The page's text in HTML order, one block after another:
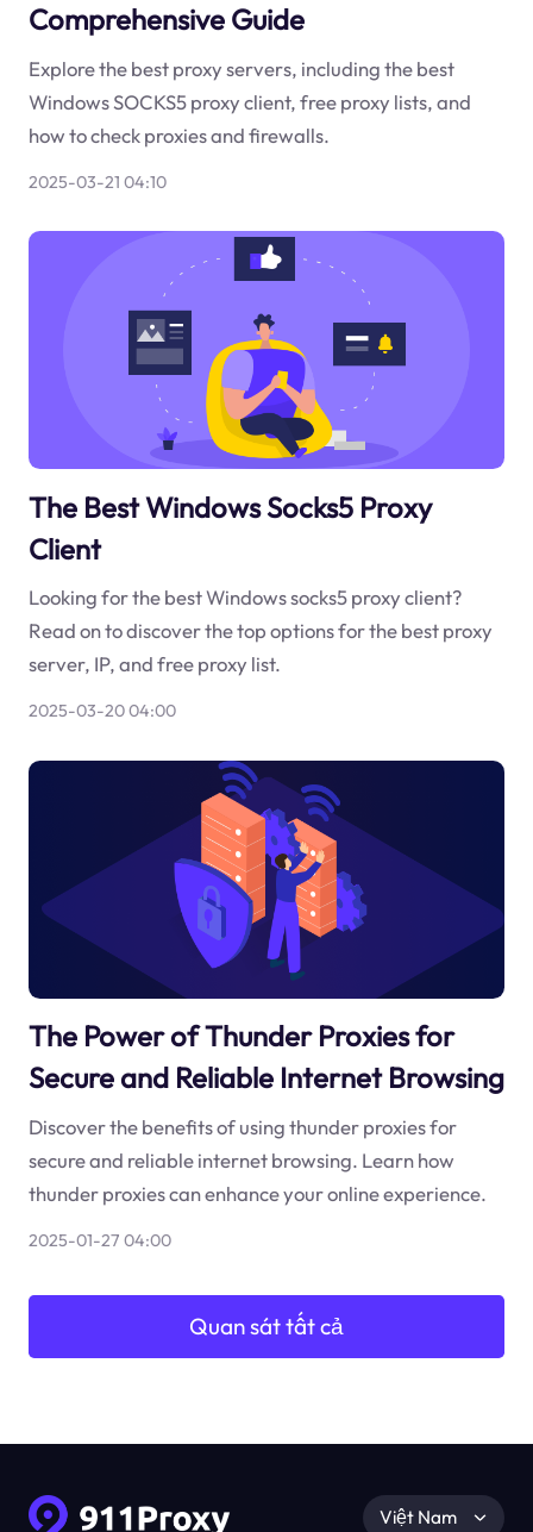
Comprehensive Guide
Explore the best proxy servers, including the best
Windows SOCKS5 proxy client, free proxy lists, and
how to check proxies and firewalls.
2025-03-21 04:10
The Best Windows Socks5 Proxy
Client
Looking for the best Windows socks5 proxy client?
Read on to discover the top options for the best proxy
server, IP, and free proxy list.
2025-03-20 04:00
The Power of Thunder Proxies for
Secure and Reliable Internet Browsing
Discover the benefits of using thunder proxies for
secure and reliable internet browsing. Learn how
thunder proxies can enhance your online experience.
2025-01-27 04:00
Quan sát tất cả
Việt Nam